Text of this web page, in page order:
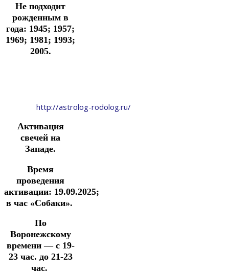
Не подходит
рожденным в
года: 1945; 1957;
1969; 1981; 1993;
2005.
http://astrolog-rodolog.ru/
Активация
свечей на
Западе.
Время
проведения
активации: 19.09.2025;
в час «Собаки».
По
Воронежскому
времени — с 19-
23 час. до 21-23
час.